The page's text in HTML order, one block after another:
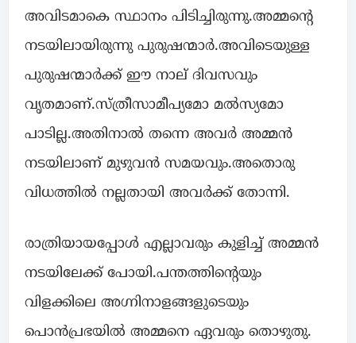
അവിടമാകെ സ്ഥാനം പിടിച്ചിരുന്നു.അമ്മന്റെ
നടയിലായിരുന്നു പുരുഷന്മാർ.അവിടെയുള്ള
പുരുഷന്മാർക്ക് ഈ നാല് ദിവസവും
വൃതമാണ്.സ്ത്രീസാമീപ്യമോ മൽസ്യമോ
പാടില്ല.അതിനാൽ തന്നെ അവർ അമ്മൻ
നടയിലാണ് മുഴുവൻ സമയവും.അതൊരു
വിധത്തിൽ നല്ലതായി അവർക്ക് തോന്നി.
രാത്രിയായപ്പോൾ എല്ലാവരും കുളിച്ച് അമ്മൻ
നടയിലേക്ക് പോയി.പന്തത്തിന്റെയും
വിളക്കിലെ അഗ്നിനാളങ്ങളുടെയും
പൊൻപ്രഭയിൽ അമ്മനെ ഏവരും തൊഴുതു.